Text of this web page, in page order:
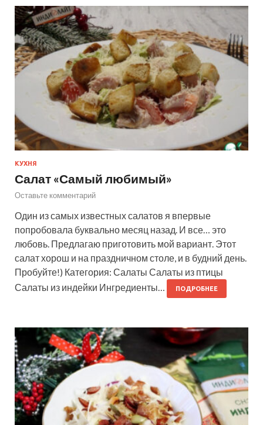
КУХНЯ
Салат «Самый любимый»
Оставьте комментарий
Один из самых известных салатов я впервые
попробовала буквально месяц назад. И все… это
любовь. Предлагаю приготовить мой вариант. Этот
салат хорош и на праздничном столе, и в будний день.
Пробуйте!) Категория: Салаты Салаты из птицы
Салаты из индейки Ингредиенты…
ПОДРОБНЕЕ